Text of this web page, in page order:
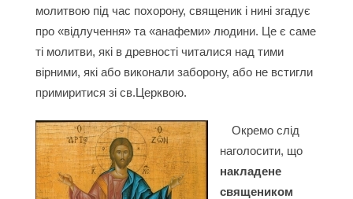
молитвою під час похорону, священик і нині згадує
про «відлучення» та «анафеми» людини. Це є саме
ті молитви, які в древності читалися над тими
вірними, які або виконали заборону, або не встигли
примиритися зі св.Церквою.
Окремо слід
наголосити, що
накладене
священиком